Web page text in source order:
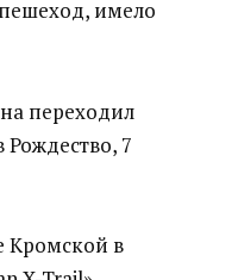
имело
переходил
7
Кромской в